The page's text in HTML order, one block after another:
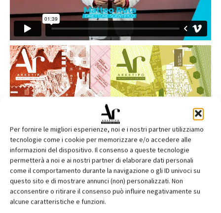
Per fornire le migliori esperienze, noi e i nostri partner utilizziamo
tecnologie come i cookie per memorizzare e/o accedere alle
informazioni del dispositivo. Il consenso a queste tecnologie
permetterà a noi e ai nostri partner di elaborare dati personali
come il comportamento durante la navigazione o gli ID univoci su
questo sito e di mostrare annunci (non) personalizzati. Non
acconsentire o ritirare il consenso può influire negativamente su
alcune caratteristiche e funzioni.
Edicola web